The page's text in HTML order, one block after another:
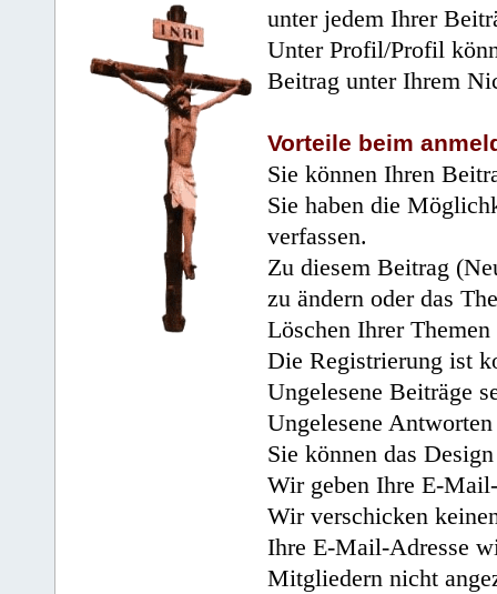
unter jedem Ihrer
Unter Profil/Profil
Beitrag unter Ihrem
Vorteile beim
Sie können Ihren
Sie haben die
verfassen.
Zu diesem Beitrag
zu ändern oder das
Löschen Ihrer
Die Registrierung ist
Ungelesene Beiträge
Ungelesene
Sie können das
Wir geben Ihre E-
Wir verschicken
Ihre E-Mail-Adresse
Mitgliedern nicht